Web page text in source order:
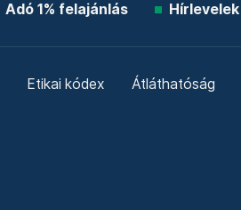
Adó 1% felajánlás Hírlevelek
Etikai kódex Átláthatóság